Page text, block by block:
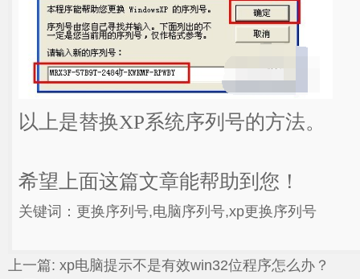
以上是替换XP系统序列号的方法。
希望上面这篇文章能帮助到您！
关键词：更换序列号,电脑序列号,xp更换序列号
上一篇: xp电脑提示不是有效win32位程序怎么办？